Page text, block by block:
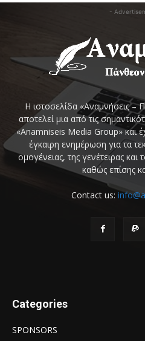
-
Η ιστοσελίδα «Αναμνήσεις –
αποτελεί μια από τις
«Anamniseis Media Group» και
έγκαιρη ενημέρωση για τα
ομογένειας, της γενέτειρας
καθώς επίσης
Contact us:
Categories
SPONSORS